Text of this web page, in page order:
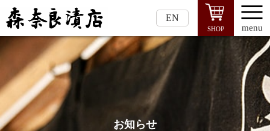
EN
SHOP menu
お知らせ